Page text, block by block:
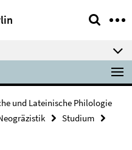
und Lateinische Philologie
Studium